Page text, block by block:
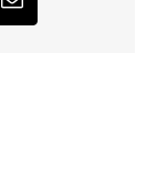
E-
Mail